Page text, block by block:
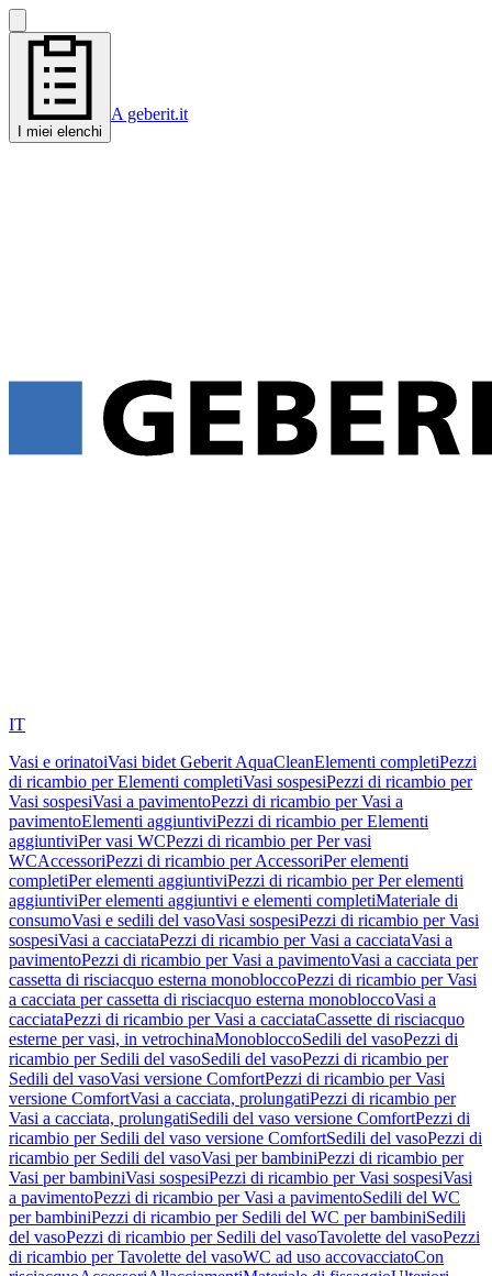
I miei elenchi
A geberit.it
IT
Vasi e orinatoiVasi bidet Geberit AquaCleanElementi completiPezzi
di ricambio per Elementi completiVasi sospesiPezzi di ricambio per
Vasi sospesiVasi a pavimentoPezzi di ricambio per Vasi a
pavimentoElementi aggiuntiviPezzi di ricambio per Elementi
aggiuntiviPer vasi WCPezzi di ricambio per Per vasi
WCAccessoriPezzi di ricambio per AccessoriPer elementi
completiPer elementi aggiuntiviPezzi di ricambio per Per elementi
aggiuntiviPer elementi aggiuntivi e elementi completiMateriale di
consumoVasi e sedili del vasoVasi sospesiPezzi di ricambio per Vasi
sospesiVasi a cacciataPezzi di ricambio per Vasi a cacciataVasi a
pavimentoPezzi di ricambio per Vasi a pavimentoVasi a cacciata per
cassetta di risciacquo esterna monobloccoPezzi di ricambio per Vasi
a cacciata per cassetta di risciacquo esterna monobloccoVasi a
cacciataPezzi di ricambio per Vasi a cacciataCassette di risciacquo
esterne per vasi, in vetrochinaMonobloccoSedili del vasoPezzi di
ricambio per Sedili del vasoSedili del vasoPezzi di ricambio per
Sedili del vasoVasi versione ComfortPezzi di ricambio per Vasi
versione ComfortVasi a cacciata, prolungatiPezzi di ricambio per
Vasi a cacciata, prolungatiSedili del vaso versione ComfortPezzi di
ricambio per Sedili del vaso versione ComfortSedili del vasoPezzi di
ricambio per Sedili del vasoVasi per bambiniPezzi di ricambio per
Vasi per bambiniVasi sospesiPezzi di ricambio per Vasi sospesiVasi
a pavimentoPezzi di ricambio per Vasi a pavimentoSedili del WC
per bambiniPezzi di ricambio per Sedili del WC per bambiniSedili
del vasoPezzi di ricambio per Sedili del vasoTavolette del vasoPezzi
di ricambio per Tavolette del vasoWC ad uso accovacciatoCon